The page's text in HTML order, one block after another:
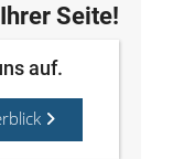
Seite!
auf.